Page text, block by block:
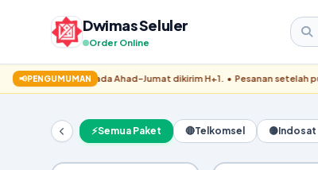
Dwimas Seluler
Order Online
📢PENGUMUMAN
pukul 11.45 pada Ahad–Jumat dikirim H+1. • Pesanan
⚡Semua Paket 🔴Telkomsel 🟡Indosat
Pesanan Berhasil Dikirim!
Pemesan:
WhatsApp:
Metode Bayar: